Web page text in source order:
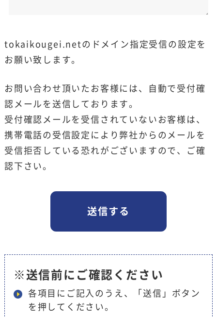
tokaikougei.netのドメイン指定受信の設定を
お願い致します。
お問い合わせ頂いたお客様には、自動で受付確
認メールを送信しております。
受付確認メールを受信されていないお客様は、
携帯電話の受信設定により弊社からのメールを
受信拒否している恐れがございますので、ご確
認下さい。
※送信前にご確認ください
各項目にご記入のうえ、「送信」ボタン
を押してください。